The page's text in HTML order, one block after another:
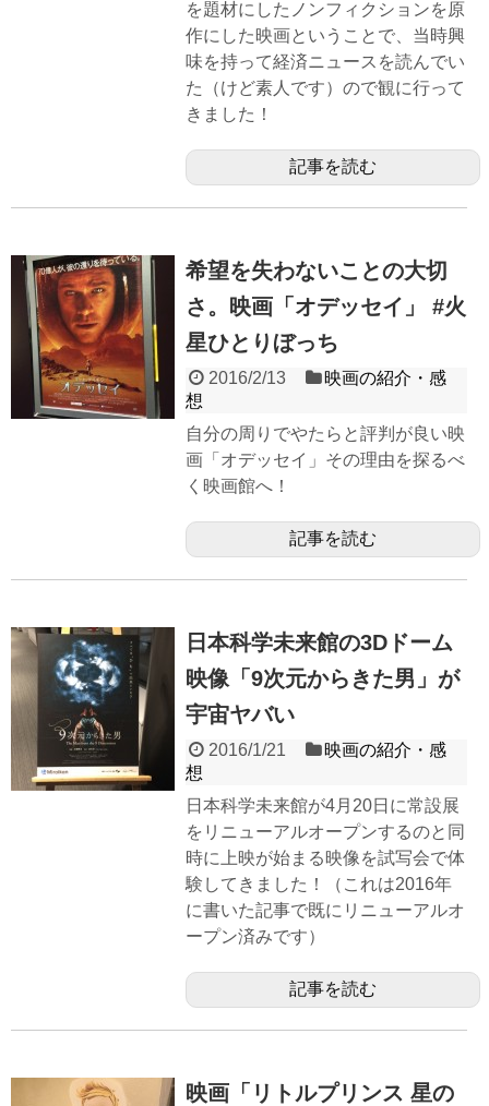
を題材にしたノンフィクションを原
作にした映画ということで、当時興
味を持って経済ニュースを読んでい
た（けど素人です）ので観に行って
きました！
記事を読む
希望を失わないことの大切
さ。映画「オデッセイ」 #火
星ひとりぼっち
2016/2/13
映画の紹介・感
想
自分の周りでやたらと評判が良い映
画「オデッセイ」その理由を探るべ
く映画館へ！
記事を読む
日本科学未来館の3Dドーム
映像「9次元からきた男」が
宇宙ヤバい
2016/1/21
映画の紹介・感
想
日本科学未来館が4月20日に常設展
をリニューアルオープンするのと同
時に上映が始まる映像を試写会で体
験してきました！（これは2016年
に書いた記事で既にリニューアルオ
ープン済みです）
記事を読む
映画「リトルプリンス 星の